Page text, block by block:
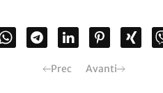
Prec Avanti